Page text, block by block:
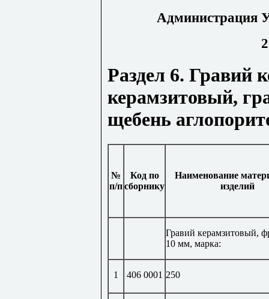
Администрация
Раздел 6. Гравий
керамзитовый,
щебень
№
п/п
Код по
сборнику
Наименование
изделий
Гравий керамзитовый,
10 мм, марка:
1 406 0001 250